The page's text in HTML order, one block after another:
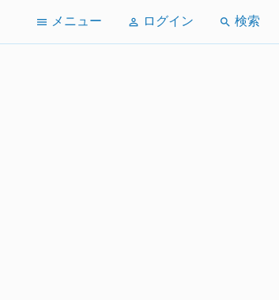
menu メニュー perm_identity ログイン search 検索